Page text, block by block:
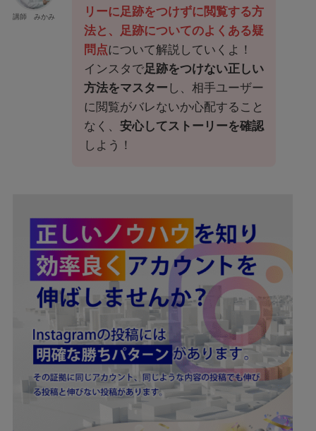
講師 みかみ
リーに足跡をつけずに閲覧する方
法と、足跡についてのよくある疑
問点について解説していくよ！
インスタで足跡をつけない正しい
方法をマスター し、相手ユーザー
に閲覧がバレないか心配すること
なく、 安心してストーリーを確認
しよう！